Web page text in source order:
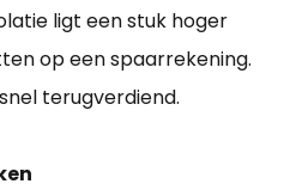
ligt een stuk hoger
op een spaarrekening.
terugverdiend.